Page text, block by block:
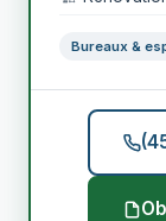
Bureaux &